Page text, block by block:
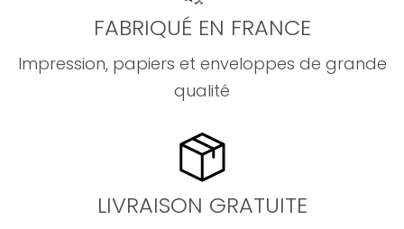
FABRIQUÉ EN FRANCE
Impression, papiers et enveloppes de grande
qualité
LIVRAISON GRATUITE